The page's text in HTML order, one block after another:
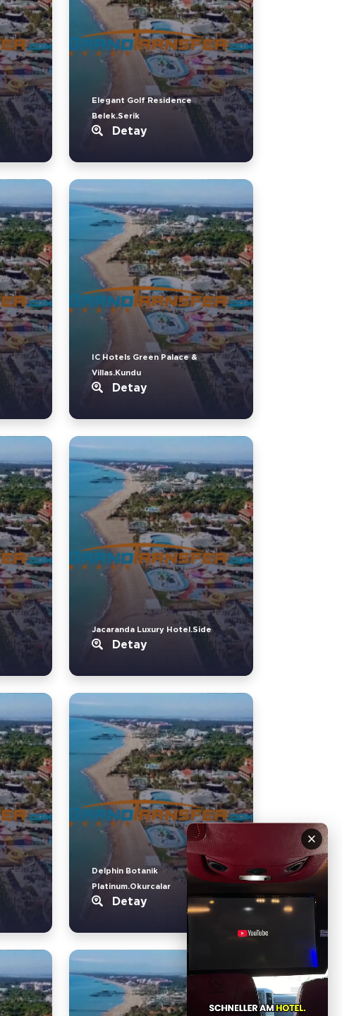
×
Elegant Golf Residence
Belek.Serik
Detay
IC Hotels Green Palace &
Villas.Kundu
Detay
Jacaranda Luxury Hotel.Side
Detay
Delphin Botanik
Platinum.Okurcalar
Detay